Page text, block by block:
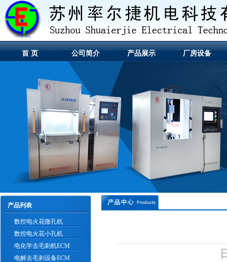
首 页 公司简介 产品展示 厂房设备
产品列表
数控电火花微孔机
数控电火花小孔机
电化学去毛刺机ECM
电解去毛刺设备ECM